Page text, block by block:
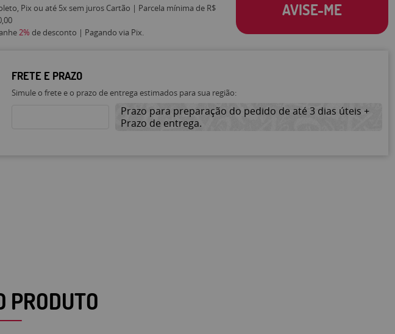
Pix ou até 5x sem juros Cartão | Parcela mínima de R$
2% de desconto | Pagando via Pix.
AVISE-ME
FRETE E PRAZO
Simule o frete e o prazo de entrega estimados para sua região:
Prazo para preparação do pedido de até 3 dias úteis +
Prazo de entrega.
PRODUTO